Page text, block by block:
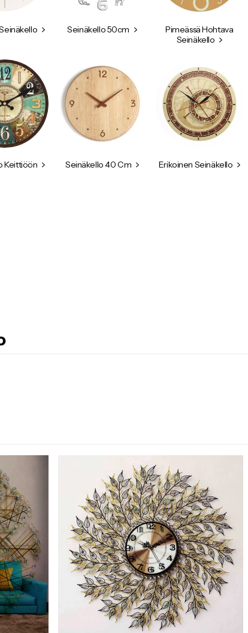
Seinäkello 50cm
Pimeässä Hohtava
Seinäkello
Keittiöön Seinäkello 40 Cm Erikoinen Seinäkello